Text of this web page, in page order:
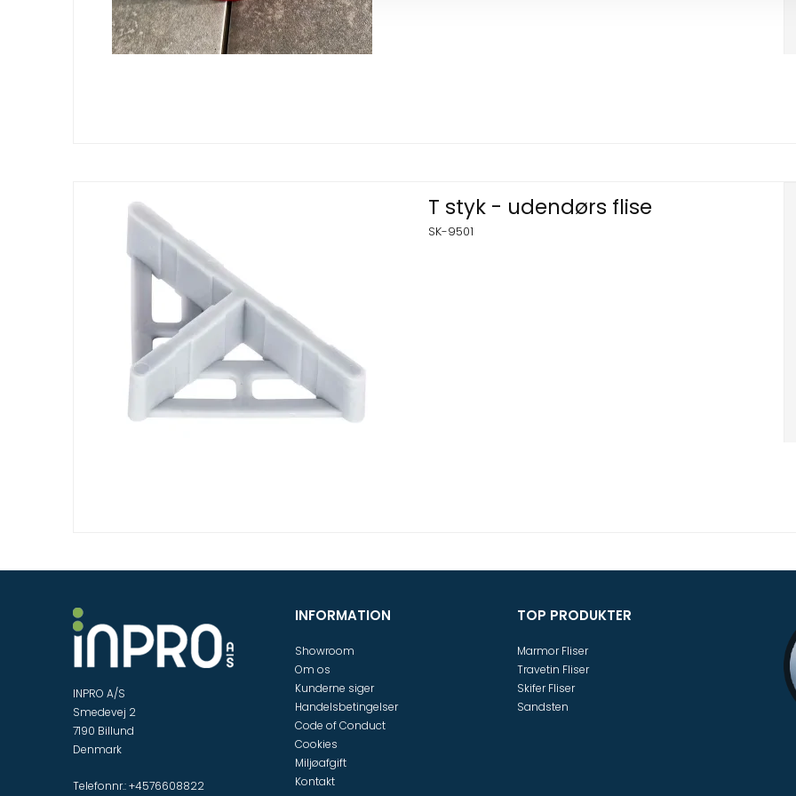
T styk - udendørs flise
SK-9501
INPRO A/S
Smedevej 2
7190 Billund
Denmark
Telefonnr.:+4576608822
INFORMATION
Showroom
Om os
Kunderne siger
Handelsbetingelser
Code of Conduct
Cookies
Miljøafgift
Kontakt
TOP PRODUKTER
Marmor Fliser
Travetin Fliser
Skifer Fliser
Sandsten